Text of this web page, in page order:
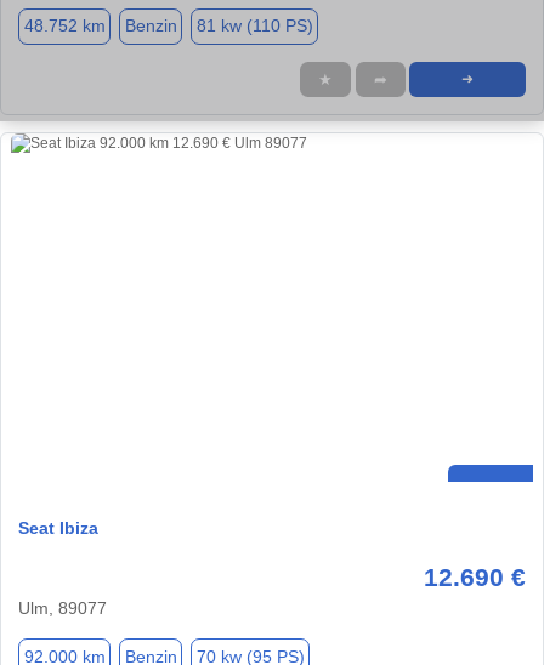
48.752 km Benzin 81 kw (110 PS)
★ ➦ ➜
Seat Ibiza
12.690 €
Ulm, 89077
92.000 km Benzin 70 kw (95 PS)